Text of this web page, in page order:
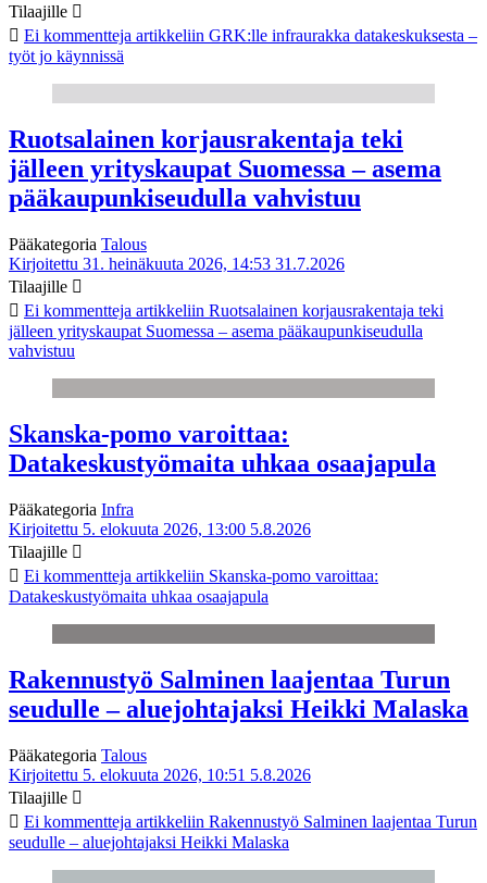
Tilaajille
Ei kommentteja artikkeliin GRK:lle infraurakka datakeskuksesta –
työt jo käynnissä
Ruotsalainen korjausrakentaja teki
jälleen yrityskaupat Suomessa – asema
pääkaupunkiseudulla vahvistuu
Pääkategoria Talous
Kirjoitettu 31. heinäkuuta 2026, 14:53 31.7.2026
Tilaajille
Ei kommentteja artikkeliin Ruotsalainen korjausrakentaja teki
jälleen yrityskaupat Suomessa – asema pääkaupunkiseudulla
vahvistuu
Skanska-pomo varoittaa:
Datakeskustyömaita uhkaa osaajapula
Pääkategoria Infra
Kirjoitettu 5. elokuuta 2026, 13:00 5.8.2026
Tilaajille
Ei kommentteja artikkeliin Skanska-pomo varoittaa:
Datakeskustyömaita uhkaa osaajapula
Rakennustyö Salminen laajentaa Turun
seudulle – aluejohtajaksi Heikki Malaska
Pääkategoria Talous
Kirjoitettu 5. elokuuta 2026, 10:51 5.8.2026
Tilaajille
Ei kommentteja artikkeliin Rakennustyö Salminen laajentaa Turun
seudulle – aluejohtajaksi Heikki Malaska